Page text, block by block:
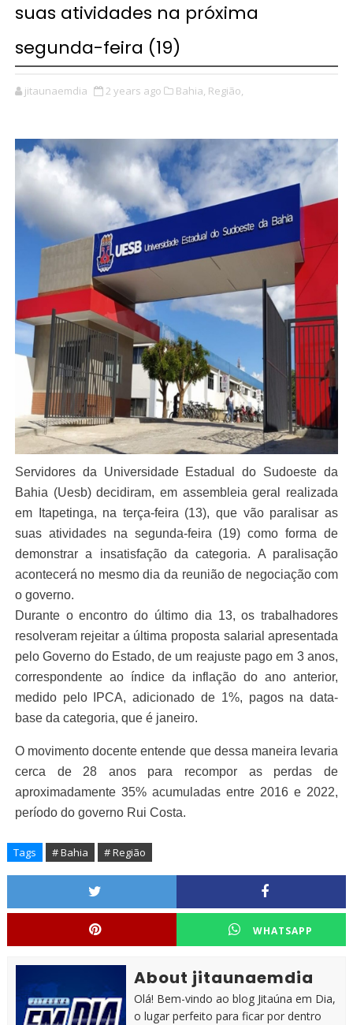
suas atividades na próxima
segunda-feira (19)
jitaunaemdia 2 years ago Bahia, Região,
Servidores da Universidade Estadual do Sudoeste da
Bahia (Uesb) decidiram, em assembleia geral realizada
em Itapetinga, na terça-feira (13), que vão paralisar as
suas atividades na segunda-feira (19) como forma de
demonstrar a insatisfação da categoria. A paralisação
acontecerá no mesmo dia da reunião de negociação com
o governo.
Durante o encontro do último dia 13, os trabalhadores
resolveram rejeitar a última proposta salarial apresentada
pelo Governo do Estado, de um reajuste pago em 3 anos,
correspondente ao índice da inflação do ano anterior,
medido pelo IPCA, adicionado de 1%, pagos na data-
base da categoria, que é janeiro.
O movimento docente entende que dessa maneira levaria
cerca de 28 anos para recompor as perdas de
aproximadamente 35% acumuladas entre 2016 e 2022,
período do governo Rui Costa.
Tags # Bahia # Região
WHATSAPP
About jitaunaemdia
Olá! Bem-vindo ao blog Jitaúna em Dia,
o lugar perfeito para ficar por dentro